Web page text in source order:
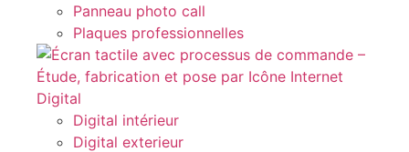
Panneau photo call
Plaques professionnelles
Digital
Digital intérieur
Digital exterieur